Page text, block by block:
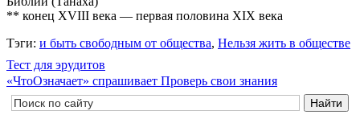
** конец XVIII века — первая половина XIX века
Тэги: и быть свободным от общества, Нельзя жить в обществе
Тест для эрудитов
«ЧтоОзначает» спрашивает Проверь свои знания